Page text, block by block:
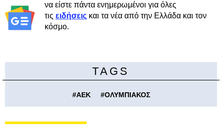
να είστε πάντα ενημερωμένοι για όλες
τις ειδήσεις και τα νέα από την Ελλάδα και τον
κόσμο.
TAGS
#ΑΕΚ #ΟΛΥΜΠΙΑΚΟΣ